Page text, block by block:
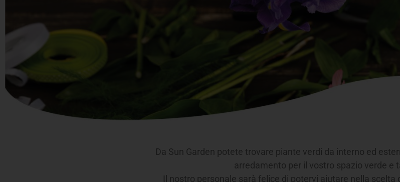
Da Sun Garden potete trovare piante verdi da interno ed
arredamento per il vostro spazio verde e
Il nostro personale sarà felice di potervi aiutare nella